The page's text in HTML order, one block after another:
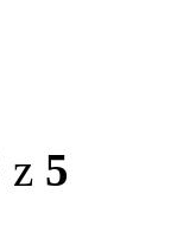
z 5